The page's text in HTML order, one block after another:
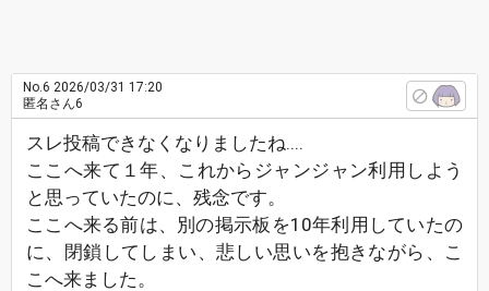
No.6 2026/03/31 17:20
匿名さん6
スレ投稿できなくなりましたね‥‥
ここへ来て１年、これからジャンジャン利用しよう
と思っていたのに、残念です。
ここへ来る前は、別の掲示板を10年利用していたの
に、閉鎖してしまい、悲しい思いを抱きながら、こ
こへ来ました。